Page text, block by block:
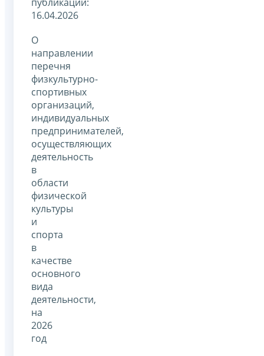
16.04.2026
О
направлении
перечня
физкультурно-
спортивных
организаций,
индивидуальных
предпринимателей,
осуществляющих
деятельность
в
области
физической
культуры
и
спорта
в
качестве
основного
вида
деятельности,
на
2026
год